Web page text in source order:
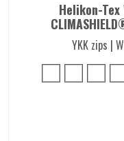
Helikon-Tex
YKK zips |